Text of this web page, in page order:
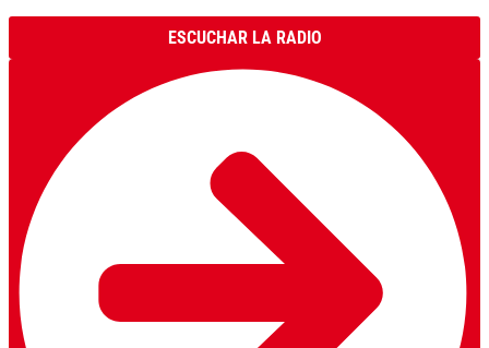
ESCUCHAR LA RADIO